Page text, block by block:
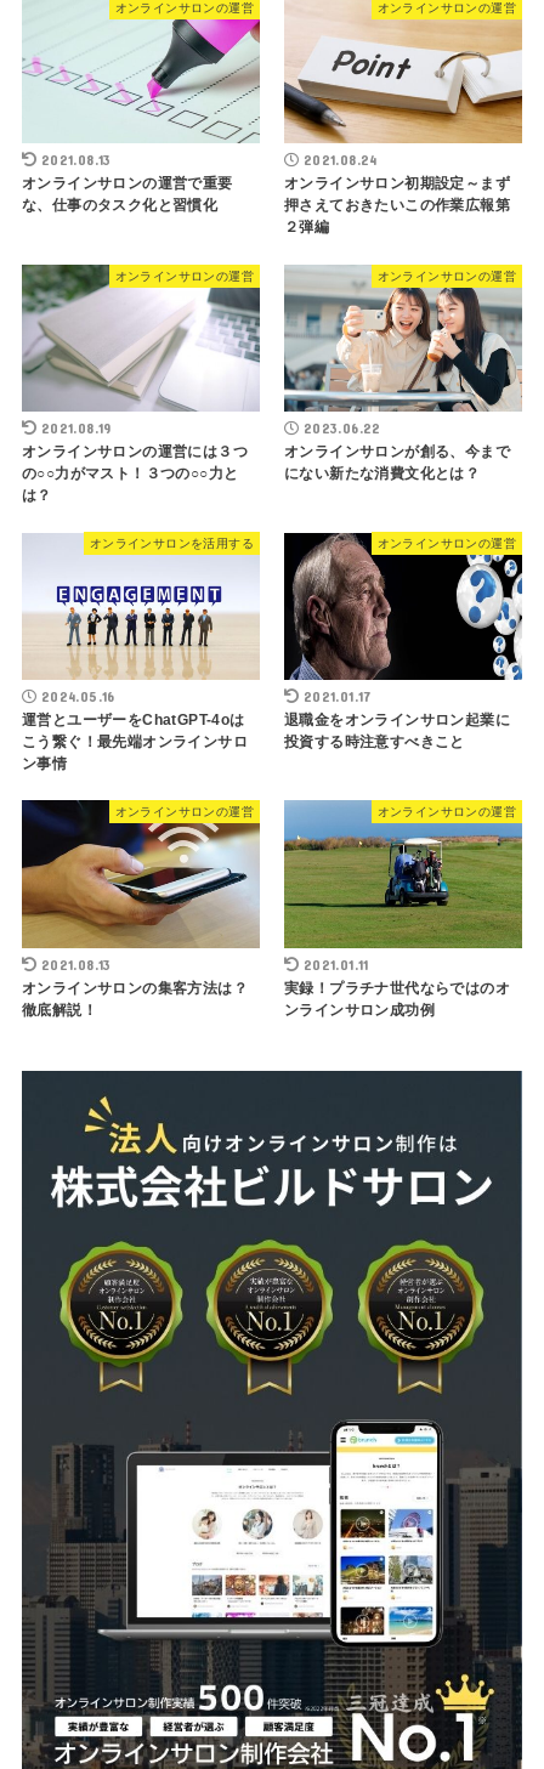
オンラインサロンの運営
2021.08.13
オンラインサロンの運営で重要
な、仕事のタスク化と習慣化
オンラインサロンの運営
2021.08.24
オンラインサロン初期設定～まず
押さえておきたいこの作業広報第
２弾編
オンラインサロンの運営
2021.08.19
オンラインサロンの運営には３つ
の○○力がマスト！３つの○○力と
は？
オンラインサロンの運営
2023.06.22
オンラインサロンが創る、今まで
にない新たな消費文化とは？
オンラインサロンを活用する
2024.05.16
運営とユーザーをChatGPT-4oは
こう繋ぐ！最先端オンラインサロ
ン事情
オンラインサロンの運営
2021.01.17
退職金をオンラインサロン起業に
投資する時注意すべきこと
オンラインサロンの運営
2021.08.13
オンラインサロンの集客方法は？
徹底解説！
オンラインサロンの運営
2021.01.11
実録！プラチナ世代ならではのオ
ンラインサロン成功例